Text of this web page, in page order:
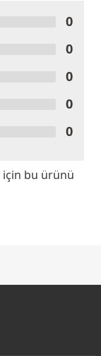
0
0
0
0
0
bu ürünü